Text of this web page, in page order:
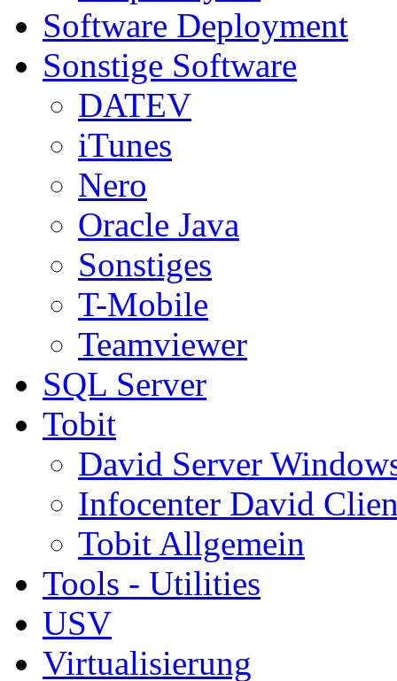
Software Deployment
Sonstige Software
DATEV
iTunes
Nero
Oracle Java
Sonstiges
T-Mobile
Teamviewer
SQL Server
Tobit
David Server
Infocenter David
Tobit Allgemein
Tools - Utilities
USV
Virtualisierung